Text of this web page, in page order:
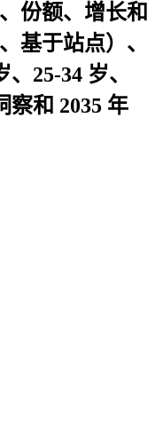
份额、增长和
基于站点）、
25-34 岁、
察和 2035 年